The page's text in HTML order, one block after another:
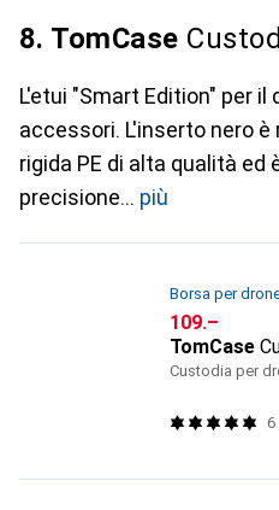
8. TomCase
L'etui "Smart Edition" per il
accessori. L'inserto nero
rigida PE di alta qualità
precisione
più
Borsa per
CHF
109.–
TomCase
Custodia per
6